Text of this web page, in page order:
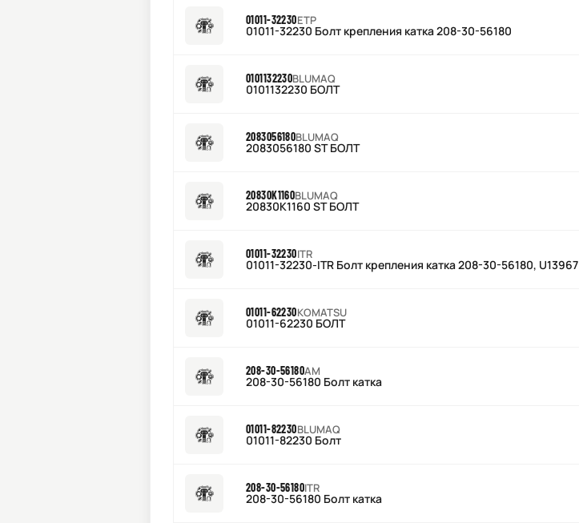
01011-32230ETP
01011-32230 Болт крепления катка 208-30-56180
0101132230BLUMAQ
0101132230 БОЛТ
2083056180BLUMAQ
2083056180 ST БОЛТ
20830K1160BLUMAQ
20830K1160 ST БОЛТ
01011-32230ITR
01011-32230-ITR Болт крепления катка 208-30-56180, U13967
01011-62230KOMATSU
01011-62230 БОЛТ
208-30-56180AM
208-30-56180 Болт катка
01011-82230BLUMAQ
01011-82230 Болт
208-30-56180ITR
208-30-56180 Болт катка